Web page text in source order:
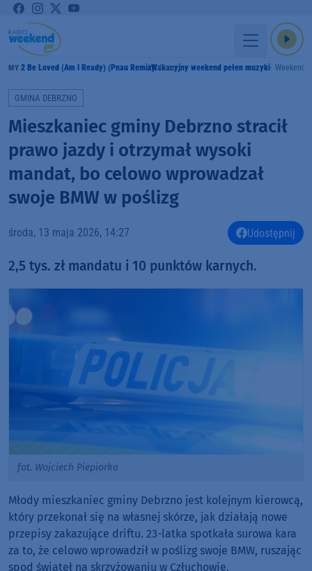
2 Be Loved (Am I Ready) (Pnau Remix) Lizzo
Wakacyjny weekend pełen muzyki Weekend
GMINA DEBRZNO
Mieszkaniec gminy Debrzno stracił
prawo jazdy i otrzymał wysoki
mandat, bo celowo wprowadzał
swoje BMW w poślizg
środa, 13 maja 2026, 14:27 Udostępnij
2,5 tys. zł mandatu i 10 punktów karnych.
fot. Wojciech Piepiorka
Młody mieszkaniec gminy Debrzno jest kolejnym kierowcą,
który przekonał się na własnej skórze, jak działają nowe
przepisy zakazujące driftu. 23-latka spotkała surowa kara
za to, że celowo wprowadził w poślizg swoje BMW, ruszając
spod świateł na skrzyżowaniu w Człuchowie.